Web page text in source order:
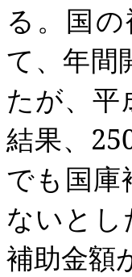
る。国
て、年間
たが、平
結果、
でも国庫
ないと
補助金額